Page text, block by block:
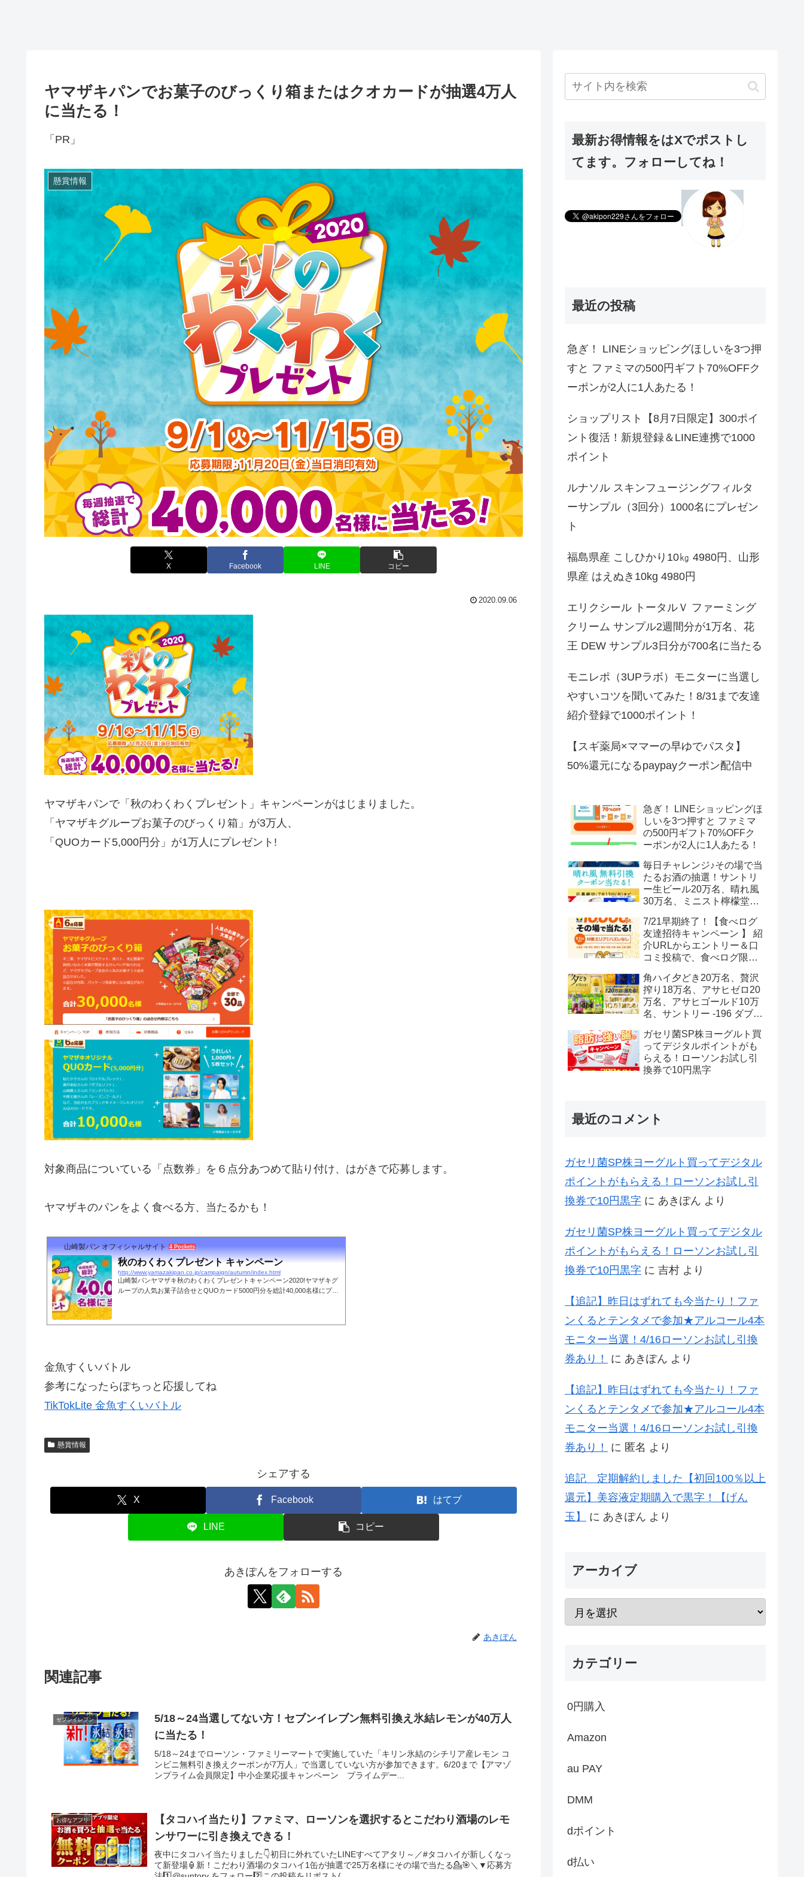
ヤマザキパンでお菓子のびっくり箱またはクオカードが抽選4万人
に当たる！
「PR」
懸賞情報
X Facebook LINE コピー
2020.09.06
ヤマザキパンで「秋のわくわくプレゼント」キャンペーンがはじまりました。
「ヤマザキグループお菓子のびっくり箱」が3万人、
「QUOカード5,000円分」が1万人にプレゼント!
対象商品についている「点数券」を６点分あつめて貼り付け、はがきで応募します。
ヤマザキのパンをよく食べる方、当たるかも！
山崎製パン オフィシャルサイト 4 Pockets
秋のわくわくプレゼント キャンペーン
http://www.yamazakipan.co.jp/campaign/autumn/index.html
山崎製パンヤマザキ秋のわくわくプレゼントキャンペーン2020!ヤマザキグ
ループの人気お菓子詰合せとQUOカード5000円分を総計40,000名様にプレ
金魚すくいバトル
参考になったらぽちっと応援してね
TikTokLite 金魚すくいバトル
懸賞情報
シェアする
X Facebook はてブ
LINE コピー
あきぽんをフォローする
あきぽん
関連記事
セブンイレブン
5/18～24当選してない方！セブンイレブン無料引換え氷結レモンが40万人
に当たる！
5/18～24までローソン・ファミリーマートで実施していた「キリン氷結のシチリア産レモン コ
ンビニ無料引き換えクーポンが7万人」で当選していない方が参加できます。6/20まで【アマゾ
ンプライム会員限定】中小企業応援キャンペーン プライムデー...
お得なアプリ
【タコハイ当たり】ファミマ、ローソンを選択するとこだわり酒場のレモ
ンサワーに引き換えできる！
夜中にタコハイ当たりました👇初日に外れていたLINEすべてアタリ～／#タコハイが新しくなっ
て新登場🏮新！こだわり酒場のタコハイ1缶が抽選で25万名様にその場で当たる💁🎯＼▼応募方
最新お得情報をはXでポストし
てます。フォローしてね！
最近の投稿
急ぎ！ LINEショッピングほしいを3つ押
すと ファミマの500円ギフト70%OFFク
ーポンが2人に1人あたる！
ショップリスト【8月7日限定】300ポイ
ント復活！新規登録＆LINE連携で1000
ポイント
ルナソル スキンフュージングフィルタ
ーサンプル（3回分）1000名にプレゼン
ト
福島県産 こしひかり10㎏ 4980円、山形
県産 はえぬき10kg 4980円
エリクシール トータルＶ ファーミング
クリーム サンプル2週間分が1万名、花
王 DEW サンプル3日分が700名に当たる
モニレポ（3UPラボ）モニターに当選し
やすいコツを聞いてみた！8/31まで友達
紹介登録で1000ポイント！
【スギ薬局×ママーの早ゆでパスタ】
50%還元になるpaypayクーポン配信中
急ぎ！ LINEショッピングほ
しいを3つ押すと ファミマ
の500円ギフト70%OFFク
ーポンが2人に1人あたる！
毎日チャレンジ♪その場で当
たるお酒の抽選！サントリ
ー生ビール20万名、晴れ風
30万名、ミニスト檸檬堂2
ボール12.3万名
7/21早期終了！【食べログ
友達招待キャンペーン 】 紹
介URLからエントリー＆口
コミ投稿で、食べログ限定
トがもらえる
角ハイ夕どき20万名、贅沢
搾り18万名、アサヒゼロ20
万名、アサヒゴールド10万
名、サントリー -196 ダブル
ガセリ菌SP株ヨーグルト買
ってデジタルポイントがも
らえる！ローソンお試し引
換券で10円黒字
最近のコメント
ガセリ菌SP株ヨーグルト買ってデジタル
ポイントがもらえる！ローソンお試し引
換券で10円黒字 に あきぽん より
ガセリ菌SP株ヨーグルト買ってデジタル
ポイントがもらえる！ローソンお試し引
換券で10円黒字 に 吉村 より
【追記】昨日はずれても今当たり！ファ
ンくるとテンタメで参加★アルコール4本
モニター当選！4/16ローソンお試し引換
券あり！
に あきぽん より
【追記】昨日はずれても今当たり！ファ
ンくるとテンタメで参加★アルコール4本
モニター当選！4/16ローソンお試し引換
券あり！
に 匿名 より
追記 定期解約しました【初回100％以上
還元】美容液定期購入で黒字！【げん
玉】
に あきぽん より
アーカイブ
カテゴリー
0円購入
Amazon
au PAY
DMM
dポイント
d払い